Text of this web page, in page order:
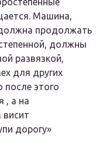
Машина,
продолжать
должны
развязкой,
для других
после этого
, а на
дорогу»